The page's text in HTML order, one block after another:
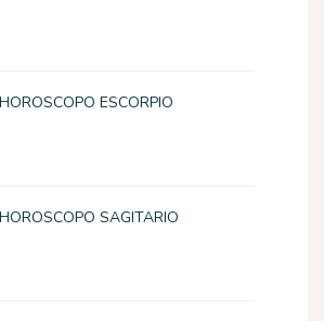
HOROSCOPO ESCORPIO
HOROSCOPO SAGITARIO